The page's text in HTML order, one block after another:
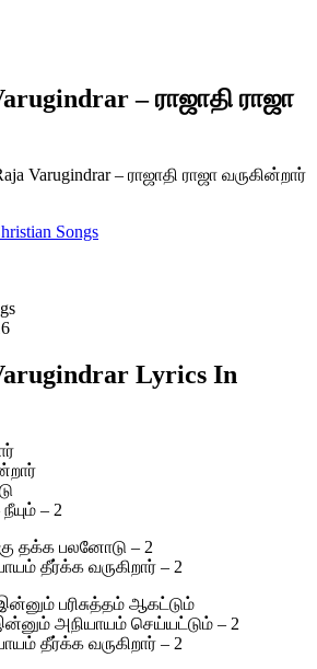
– ராஜாதி ராஜா
Varugindrar – ராஜாதி ராஜா வருகின்றார்
Songs
Lyrics In
– 2
தக்க பலனோடு – 2
தீர்க்க வருகிறார் – 2
பரிசுத்தம் ஆகட்டும்
அநியாயம் செய்யட்டும் – 2
தீர்க்க வருகிறார் – 2